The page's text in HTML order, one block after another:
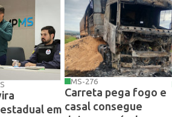
em
MS-276
Carreta pega fogo e
casal consegue